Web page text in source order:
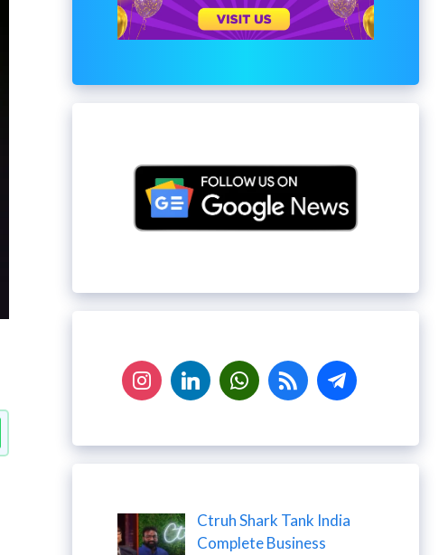
Ctruh Shark Tank India
Complete Business